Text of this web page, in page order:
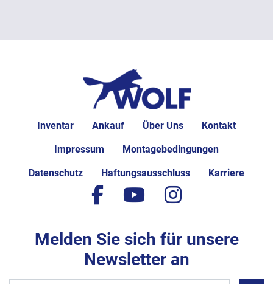
Inventar Ankauf Über Uns Kontakt
Impressum Montagebedingungen
Datenschutz Haftungsausschluss Karriere
facebook
youtubeinstagram
Melden Sie sich für unsere
Newsletter an